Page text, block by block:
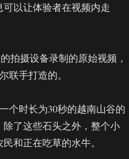
以让体验者在视频内走
拍摄设备录制的原始视频，
联手打造的。
个时长为30秒的越南山谷的
了这些石头之外，整个小
和正在吃草的水牛。